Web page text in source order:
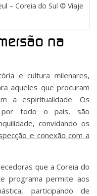
– Coreia do Sul © Viaje
na
e cultura milenares,
aqueles que procuram
a espiritualidade. Os
por todo o país, são
convidando os
e conexão com a
que a Coreia do
programa permite aos
participando de